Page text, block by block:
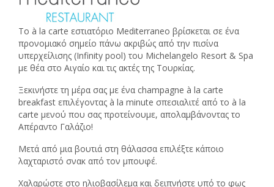
Το à la carte εστιατόριο Mediterraneo βρίσκεται σε ένα
προνομιακό σημείο πάνω ακριβώς από την πισίνα
υπερχείλισης (Infinity pool) του Michelangelo Resort & Spa
με θέα στο Αιγαίο και τις ακτές της Τουρκίας.
Ξεκινήστε τη μέρα σας με ένα champagne à la carte
breakfast επιλέγοντας à la minute σπεσιαλιτέ από το à la
carte μενού που σας προτείνουμε, απολαμβάνοντας το
Απέραντο Γαλάζιο!
Μετά από μια βουτιά στη θάλασσα επιλέξτε κάποιο
λαχταριστό σνακ από τον μπουφέ.
Χαλαρώστε στο ηλιοβασίλεμα και δειπνήστε υπό το φως